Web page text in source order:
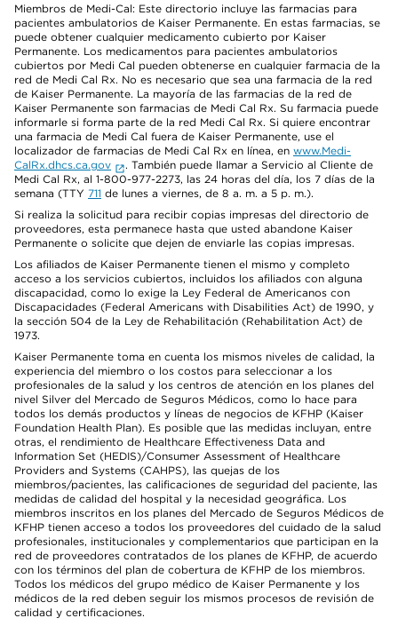
Miembros de Medi-Cal: Este directorio incluye las farmacias para
pacientes ambulatorios de Kaiser Permanente. En estas farmacias, se
puede obtener cualquier medicamento cubierto por Kaiser
Permanente. Los medicamentos para pacientes ambulatorios
cubiertos por Medi Cal pueden obtenerse en cualquier farmacia de la
red de Medi Cal Rx. No es necesario que sea una farmacia de la red
de Kaiser Permanente. La mayoría de las farmacias de la red de
Kaiser Permanente son farmacias de Medi Cal Rx. Su farmacia puede
informarle si forma parte de la red Medi Cal Rx. Si quiere encontrar
una farmacia de Medi Cal fuera de Kaiser Permanente, use el
localizador de farmacias de Medi Cal Rx en línea, en www.Medi-
CalRx.dhcs.ca.gov
. También puede llamar a Servicio al Cliente de
Medi Cal Rx, al 1-800-977-2273, las 24 horas del día, los 7 días de la
semana (TTY 711 de lunes a viernes, de 8 a. m. a 5 p. m.).
Si realiza la solicitud para recibir copias impresas del directorio de
proveedores, esta permanece hasta que usted abandone Kaiser
Permanente o solicite que dejen de enviarle las copias impresas.
Los afiliados de Kaiser Permanente tienen el mismo y completo
acceso a los servicios cubiertos, incluidos los afiliados con alguna
discapacidad, como lo exige la Ley Federal de Americanos con
Discapacidades (Federal Americans with Disabilities Act) de 1990, y
la sección 504 de la Ley de Rehabilitación (Rehabilitation Act) de
1973.
Kaiser Permanente toma en cuenta los mismos niveles de calidad, la
experiencia del miembro o los costos para seleccionar a los
profesionales de la salud y los centros de atención en los planes del
nivel Silver del Mercado de Seguros Médicos, como lo hace para
todos los demás productos y líneas de negocios de KFHP (Kaiser
Foundation Health Plan). Es posible que las medidas incluyan, entre
otras, el rendimiento de Healthcare Effectiveness Data and
Information Set (HEDIS)/Consumer Assessment of Healthcare
Providers and Systems (CAHPS), las quejas de los
miembros/pacientes, las calificaciones de seguridad del paciente, las
medidas de calidad del hospital y la necesidad geográfica. Los
miembros inscritos en los planes del Mercado de Seguros Médicos de
KFHP tienen acceso a todos los proveedores del cuidado de la salud
profesionales, institucionales y complementarios que participan en la
red de proveedores contratados de los planes de KFHP, de acuerdo
con los términos del plan de cobertura de KFHP de los miembros.
Todos los médicos del grupo médico de Kaiser Permanente y los
médicos de la red deben seguir los mismos procesos de revisión de
calidad y certificaciones.